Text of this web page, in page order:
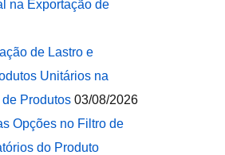
na Exportação de
de Lastro e
Unitários na
Produtos 03/08/2026
Opções no Filtro de
do Produto